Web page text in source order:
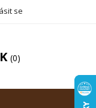
se
0